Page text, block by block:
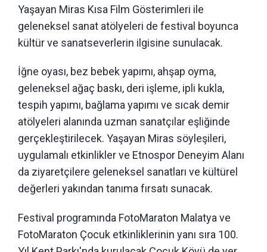
Yaşayan Miras Kısa Film Gösterimleri ile
geleneksel sanat atölyeleri de festival boyunca
kültür ve sanatseverlerin ilgisine sunulacak.
İğne oyası, bez bebek yapımı, ahşap oyma,
geleneksel ağaç baskı, deri işleme, ipli kukla,
tespih yapımı, bağlama yapımı ve sıcak demir
atölyeleri alanında uzman sanatçılar eşliğinde
gerçekleştirilecek. Yaşayan Miras söyleşileri,
uygulamalı etkinlikler ve Etnospor Deneyim Alanı
da ziyaretçilere geleneksel sanatları ve kültürel
değerleri yakından tanıma fırsatı sunacak.
Festival programında FotoMaraton Malatya ve
FotoMaraton Çocuk etkinliklerinin yanı sıra 100.